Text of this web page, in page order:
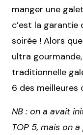
manger une
c’est la garantie
soirée ! Alors
ultra
traditionnelle
6 des meilleures
NB : on a avait
TOP 5, mais on